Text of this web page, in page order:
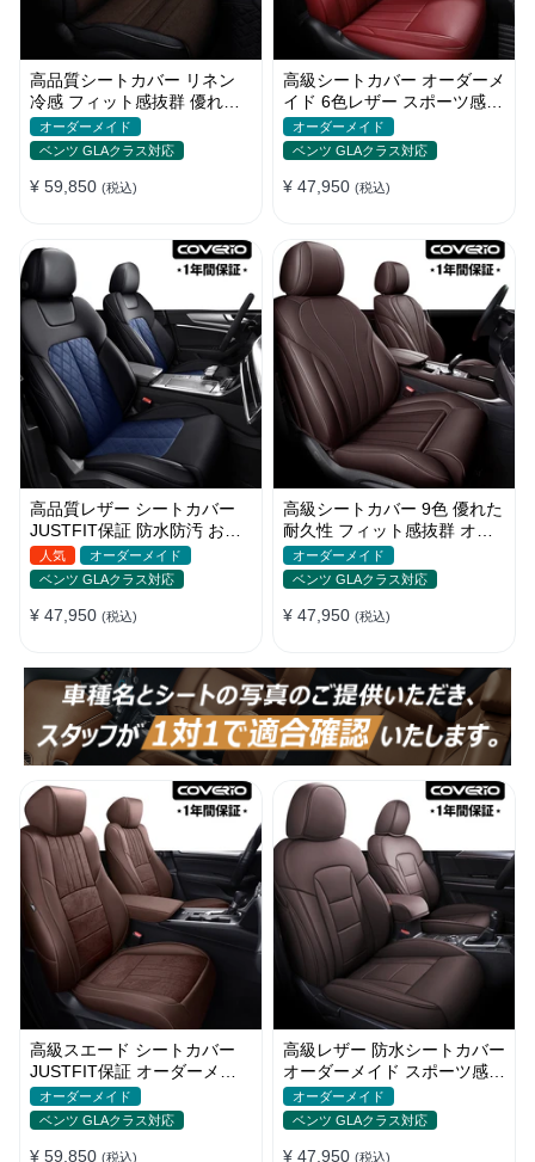
高品質シートカバー リネン
冷感 フィット感抜群 優れた
通気性 オーダーメイド 水洗
い
オーダーメイド
ベンツ GLAクラス対応
¥ 59,850 (税込)
高級シートカバー オーダーメ
イド 6色レザー スポーツ感
耐摩耗性 軽/普自動車 SUV
オーダーメイド
ベンツ GLAクラス対応
¥ 47,950 (税込)
高品質レザー シートカバー
JUSTFIT保証 防水防汚 おし
ゃれ 全席セット オーダーメ
イド
人気
オーダーメイド
ベンツ GLAクラス対応
¥ 47,950 (税込)
高級シートカバー 9色 優れた
耐久性 フィット感抜群 オー
ダーメイド 防水レザー おし
ゃれ
オーダーメイド
ベンツ GLAクラス対応
¥ 47,950 (税込)
高級スエード シートカバー
JUSTFIT保証 オーダーメイ
ド 6色 防汚防水 オシャレ 全
席
オーダーメイド
ベンツ GLAクラス対応
¥ 59,850 (税込)
高級レザー 防水シートカバー
オーダーメイド スポーツ感
通気性 耐久性 3色 全席セッ
ト
オーダーメイド
ベンツ GLAクラス対応
¥ 47,950 (税込)